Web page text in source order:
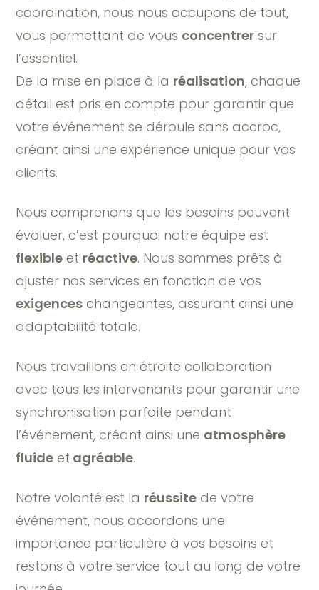
coordination, nous nous occupons de tout,
vous permettant de vous concentrer sur
l’essentiel.
De la mise en place à la réalisation, chaque
détail est pris en compte pour garantir que
votre événement se déroule sans accroc,
créant ainsi une expérience unique pour vos
clients.
Nous comprenons que les besoins peuvent
évoluer, c’est pourquoi notre équipe est
flexible et réactive. Nous sommes prêts à
ajuster nos services en fonction de vos
exigences changeantes, assurant ainsi une
adaptabilité totale.
Nous travaillons en étroite collaboration
avec tous les intervenants pour garantir une
synchronisation parfaite pendant
l’événement, créant ainsi une atmosphère
fluide et agréable.
Notre volonté est la réussite de votre
événement, nous accordons une
importance particulière à vos besoins et
restons à votre service tout au long de votre